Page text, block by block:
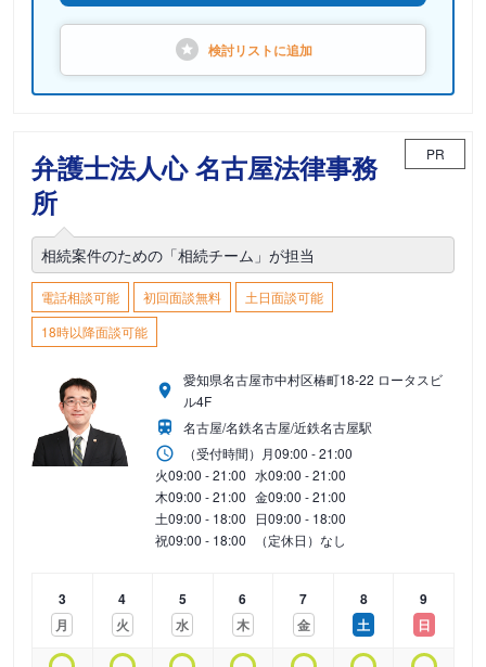
検討リストに追加
弁護士法人心 名古屋法律事務
所
PR
相続案件のための「相続チーム」が担当
電話相談可能 初回面談無料
土日面談可能
18時以降面談可能
愛知県名古屋市中村区椿町18-22 ロータスビ
ル4F
名古屋/名鉄名古屋/近鉄名古屋駅
（受付時間） 月09:00 - 21:00
火09:00 - 21:00 水09:00 - 21:00
木09:00 - 21:00 金09:00 - 21:00
土09:00 - 18:00 日09:00 - 18:00
祝09:00 - 18:00 （定休日）なし
3
月
4
火
5
水
6
木
7
金
8
土
9
日